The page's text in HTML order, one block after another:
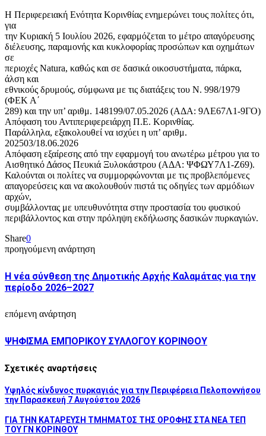
Η Περιφερειακή Ενότητα Κορινθίας ενημερώνει τους πολίτες ότι,
για
την Κυριακή 5 Ιουλίου 2026, εφαρμόζεται το μέτρο απαγόρευσης
διέλευσης, παραμονής και κυκλοφορίας προσώπων και οχημάτων
σε
περιοχές Natura, καθώς και σε δασικά οικοσυστήματα, πάρκα,
άλση και
εθνικούς δρυμούς, σύμφωνα με τις διατάξεις του Ν. 998/1979
(ΦΕΚ Α΄
289) και την υπ’ αριθμ. 148199/07.05.2026 (ΑΔΑ: 9ΛΕ67Λ1-9ΓΟ)
Απόφαση του Αντιπεριφερειάρχη Π.Ε. Κορινθίας.
Παράλληλα, εξακολουθεί να ισχύει η υπ’ αριθμ.
202503/18.06.2026
Απόφαση εξαίρεσης από την εφαρμογή του ανωτέρω μέτρου για το
Αισθητικό Δάσος Πευκιά Ξυλοκάστρου (ΑΔΑ: ΨΦΩΥ7Λ1-Ζ69).
Καλούνται οι πολίτες να συμμορφώνονται με τις προβλεπόμενες
απαγορεύσεις και να ακολουθούν πιστά τις οδηγίες των αρμόδιων
αρχών,
συμβάλλοντας με υπευθυνότητα στην προστασία του φυσικού
περιβάλλοντος και στην πρόληψη εκδήλωσης δασικών πυρκαγιών.
Share0
προηγούμενη ανάρτηση
Η νέα σύνθεση της Δημοτικής Αρχής Καλαμάτας για την
περίοδο 2026–2027
επόμενη ανάρτηση
ΨΗΦΙΣΜΑ ΕΜΠΟΡΙΚΟΥ ΣΥΛΛΟΓΟΥ ΚΟΡΙΝΘΟΥ
Σχετικές αναρτήσεις
Υψηλός κίνδυνος πυρκαγιάς για την Περιφέρεια Πελοποννήσου
την Παρασκευή 7 Αυγούστου 2026
ΓΙΑ ΤΗΝ ΚΑΤΑΡΕΥΣΗ ΤΜΗΜΑΤΟΣ ΤΗΣ ΟΡΟΦΗΣ ΣΤΑ ΝΕΑ ΤΕΠ
ΤΟΥ ΓΝ ΚΟΡΙΝΘΟΥ